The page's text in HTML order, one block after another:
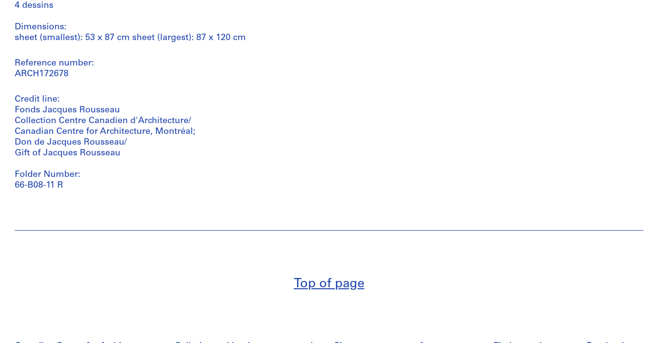
4 dessins
Dimensions:
sheet (smallest): 53 x 87 cm sheet (largest): 87 x 120 cm
Reference number:
ARCH172678
Credit line:
Fonds Jacques Rousseau
Collection Centre Canadien d'Architecture/
Canadian Centre for Architecture, Montréal;
Don de Jacques Rousseau/
Gift of Jacques Rousseau
Folder Number:
66-B08-11 R
Top of page